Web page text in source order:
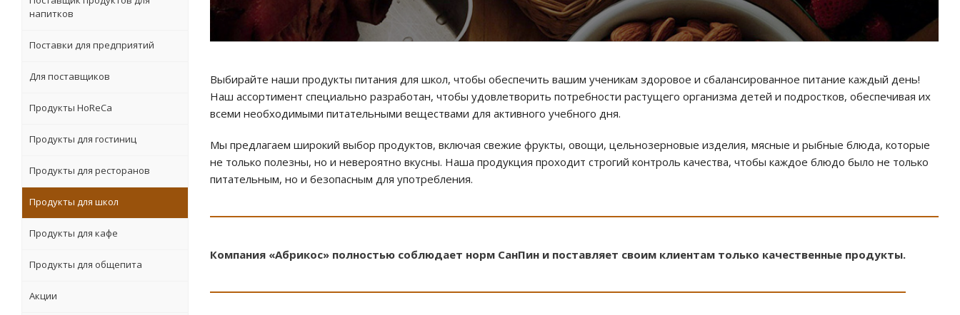
Выбирайте наши продукты питания для школ, чтобы обеспечить вашим ученикам здоровое и сбалансированное питание каждый день!
Наш ассортимент специально разработан, чтобы удовлетворить потребности растущего организма детей и подростков, обеспечивая их
всеми необходимыми питательными веществами для активного учебного дня.
Мы предлагаем широкий выбор продуктов, включая свежие фрукты, овощи, цельнозерновые изделия, мясные и рыбные блюда, которые
не только полезны, но и невероятно вкусны. Наша продукция проходит строгий контроль качества, чтобы каждое блюдо было не только
питательным, но и безопасным для употребления.
Компания «Абрикос» полностью соблюдает норм СанПин и поставляет своим клиентам только качественные продукты.
напитков
Поставки для предприятий
Для поставщиков
Продукты HoReCa
Продукты для гостиниц
Продукты для ресторанов
Продукты для школ
Продукты для кафе
Продукты для общепита
Акции